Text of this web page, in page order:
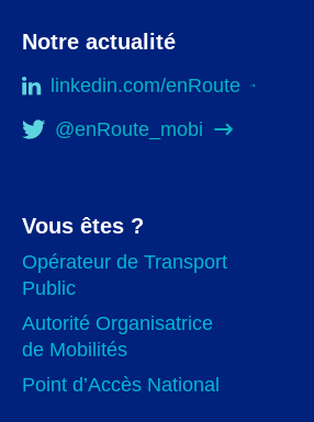
Notre actualité
linkedin.com/enRoute
@enRoute_mobi
Vous êtes ?
Opérateur de Transport
Public
Autorité Organisatrice
de Mobilités
Point d’Accès National